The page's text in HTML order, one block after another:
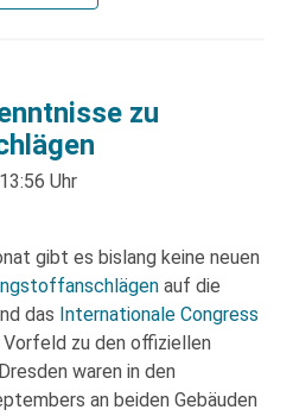
zu
Uhr
gibt es bislang keine neuen
auf die
das Internationale Congress
Vorfeld zu den offiziellen
waren in den
an beiden Gebäuden